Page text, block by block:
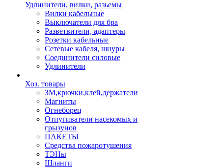
Удлинители, вилки, разьемы
Вилки кабельные
Выключатели для бра
Разветвители, адаптеры
Розетки кабельные
Сетевые кабеля, шнуры
Соединители силовые
Удлинители
Хоз. товары
ЗМ,крючки,клей,держатели
Магниты
Огнеборец
Отпугиватели насекомых и
грызунов
ПАКЕТЫ
Средства пожаротушения
ТЭНы
Шланги